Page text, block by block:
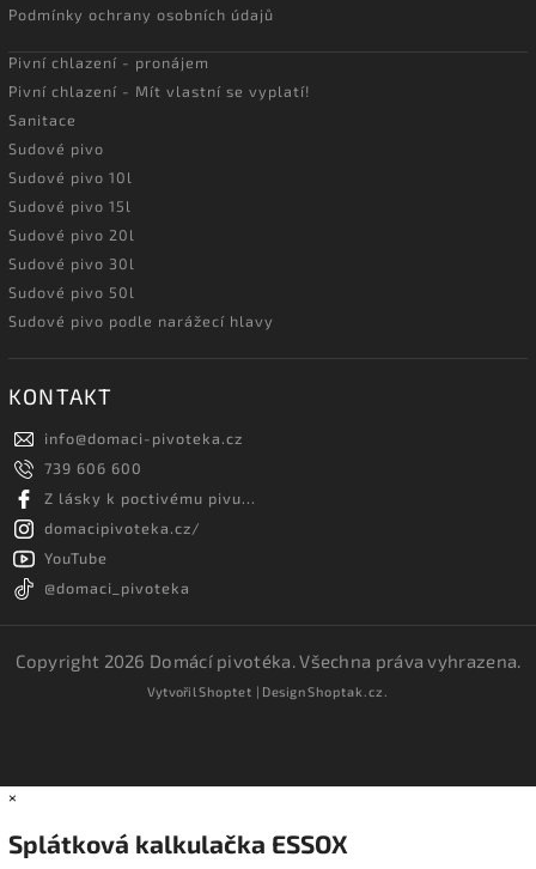
Podmínky ochrany osobních údajů
Pivní chlazení - pronájem
Pivní chlazení - Mít vlastní se vyplatí!
Sanitace
Sudové pivo
Sudové pivo 10l
Sudové pivo 15l
Sudové pivo 20l
Sudové pivo 30l
Sudové pivo 50l
Sudové pivo podle narážecí hlavy
KONTAKT
info@domaci-pivoteka.cz
739 606 600
Z lásky k poctivému pivu...
domacipivoteka.cz/
YouTube
@domaci_pivoteka
Copyright 2026 Domácí pivotéka. Všechna práva vyhrazena.
VytvořilShoptet | DesignShoptak.cz.
×
Splátková kalkulačka ESSOX